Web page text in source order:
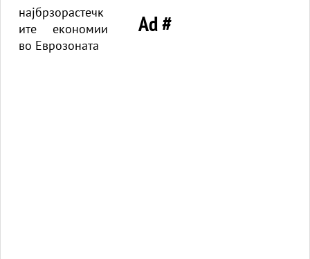
Ad #